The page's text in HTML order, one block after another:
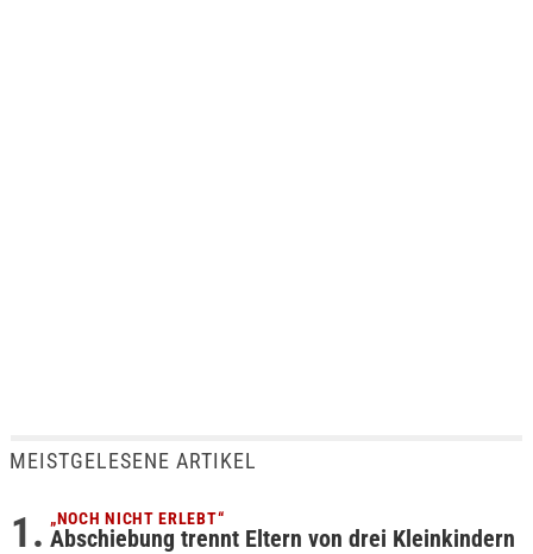
MEISTGELESENE ARTIKEL
„NOCH NICHT ERLEBT“
Abschiebung trennt Eltern von drei Kleinkindern